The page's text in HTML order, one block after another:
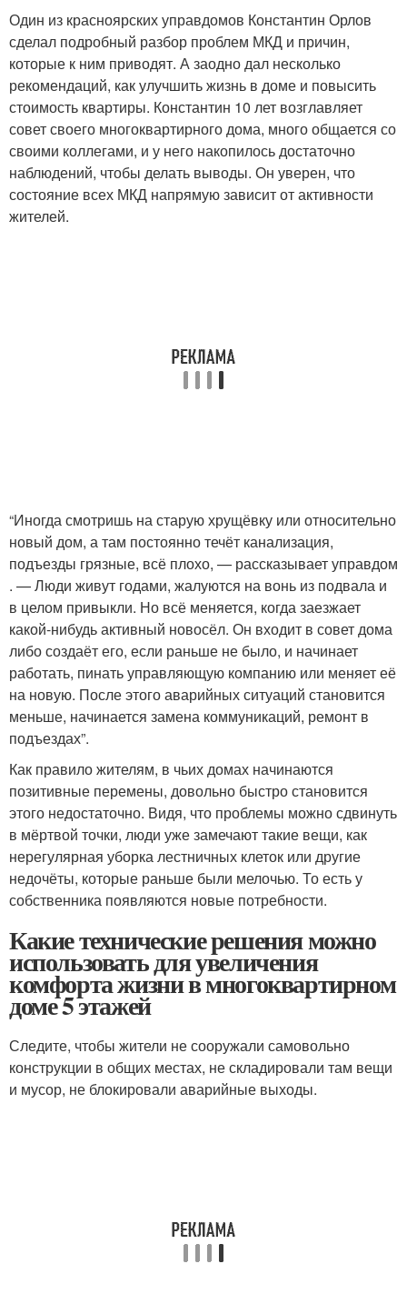
Один из красноярских управдомов Константин Орлов
сделал подробный разбор проблем МКД и причин,
которые к ним приводят. А заодно дал несколько
рекомендаций, как улучшить жизнь в доме и повысить
стоимость квартиры. Константин 10 лет возглавляет
совет своего многоквартирного дома, много общается со
своими коллегами, и у него накопилось достаточно
наблюдений, чтобы делать выводы. Он уверен, что
состояние всех МКД напрямую зависит от активности
жителей.
“Иногда смотришь на старую хрущёвку или относительно
новый дом, а там постоянно течёт канализация,
подъезды грязные, всё плохо, — рассказывает управдом
. — Люди живут годами, жалуются на вонь из подвала и
в целом привыкли. Но всё меняется, когда заезжает
какой-нибудь активный новосёл. Он входит в совет дома
либо создаёт его, если раньше не было, и начинает
работать, пинать управляющую компанию или меняет её
на новую. После этого аварийных ситуаций становится
меньше, начинается замена коммуникаций, ремонт в
подъездах”.
Как правило жителям, в чьих домах начинаются
позитивные перемены, довольно быстро становится
этого недостаточно. Видя, что проблемы можно сдвинуть
в мёртвой точки, люди уже замечают такие вещи, как
нерегулярная уборка лестничных клеток или другие
недочёты, которые раньше были мелочью. То есть у
собственника появляются новые потребности.
Какие технические решения можно
использовать для увеличения
комфорта жизни в многоквартирном
доме 5 этажей
Следите, чтобы жители не сооружали самовольно
конструкции в общих местах, не складировали там вещи
и мусор, не блокировали аварийные выходы.